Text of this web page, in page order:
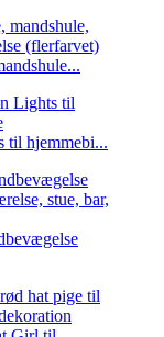
til hjemmebi...